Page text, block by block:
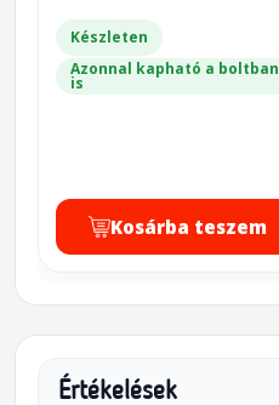
Készleten
Azonnal kapható a boltban
is
Kosárba teszem
Értékelések